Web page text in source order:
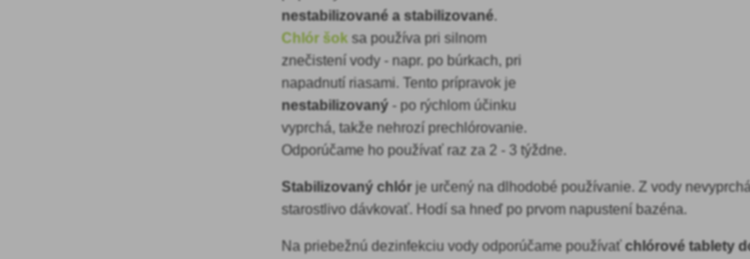
nestabilizované a stabilizované.
Chlór šok sa používa pri silnom
znečistení vody - napr. po búrkach, pri
napadnutí riasami. Tento prípravok je
nestabilizovaný - po rýchlom účinku
vyprchá, takže nehrozí prechlórovanie.
Odporúčame ho používať raz za 2 - 3 týždne.
Stabilizovaný chlór je určený na dlhodobé používanie. Z vody
starostlivo dávkovať. Hodí sa hneď po prvom napustení bazéna.
Na priebežnú dezinfekciu vody odporúčame používaťchlórové tablety